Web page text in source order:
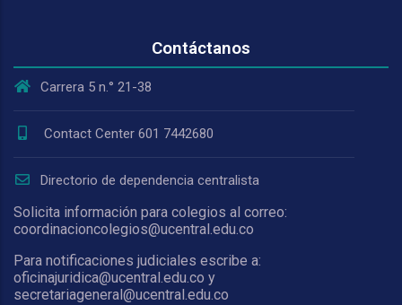
Contáctanos
Carrera 5 n.° 21-38
Contact Center 601 7442680
Directorio de dependencia centralista
Solicita información para colegios al correo:
coordinacioncolegios@ucentral.edu.co
Para notificaciones judiciales escribe a:
oficinajuridica@ucentral.edu.co y
secretariageneral@ucentral.edu.co